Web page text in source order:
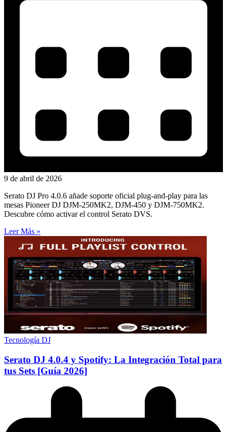
9 de abril de 2026
Serato DJ Pro 4.0.6 añade soporte oficial plug-and-play para las
mesas Pioneer DJ DJM-250MK2, DJM-450 y DJM-750MK2.
Descubre cómo activar el control Serato DVS.
Leer Más »
Tecnología DJ
Serato DJ 4.0.4 y Spotify: La Integración Total para
tus Sets [Guía 2026]